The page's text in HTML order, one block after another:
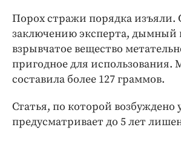
Порох стражи порядка изъяли.
заключению эксперта, дымный
взрывчатое вещество
пригодное для использования.
составила более 127 граммов.
Статья, по которой возбуждено
предусматривает до 5 лет